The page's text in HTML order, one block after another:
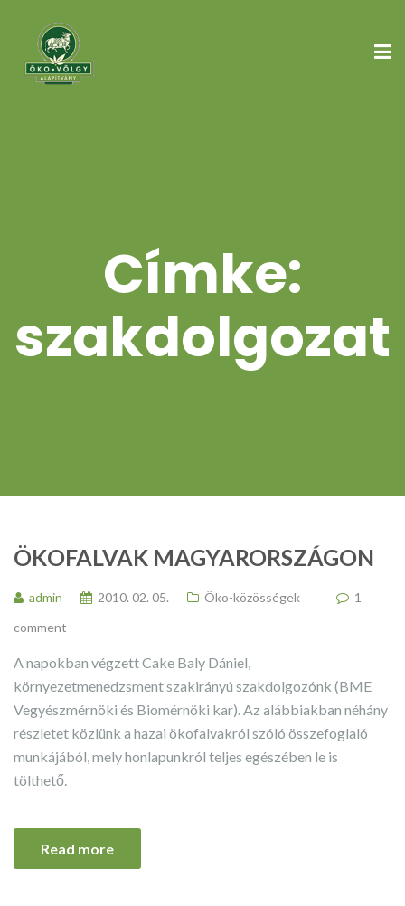
Címke:
szakdolgozat
ÖKOFALVAK MAGYARORSZÁGON
admin 2010. 02. 05. Öko-közösségek
1
comment
A napokban végzett Cake Baly Dániel,
környezetmenedzsment szakirányú szakdolgozónk (BME
Vegyészmérnöki és Biomérnöki kar). Az alábbiakban néhány
részletet közlünk a hazai ökofalvakról szóló összefoglaló
munkájából, mely honlapunkról teljes egészében le is
tölthető.
Read more